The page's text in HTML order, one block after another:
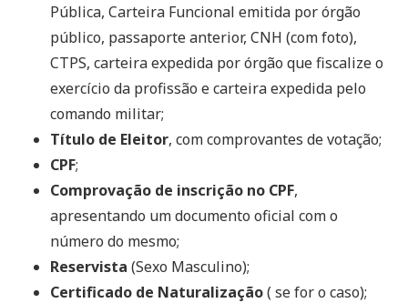
Pública, Carteira Funcional emitida por órgão
público, passaporte anterior, CNH (com foto),
CTPS, carteira expedida por órgão que fiscalize o
exercício da profissão e carteira expedida pelo
comando militar;
Título de Eleitor, com comprovantes de votação;
CPF;
Comprovação de inscrição no CPF,
apresentando um documento oficial com o
número do mesmo;
Reservista (Sexo Masculino);
Certificado de Naturalização( se for o caso);